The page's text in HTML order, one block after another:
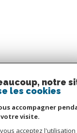
connecter
notre
les cookies
accompagner
votre visite.
acceptez l'utilisation